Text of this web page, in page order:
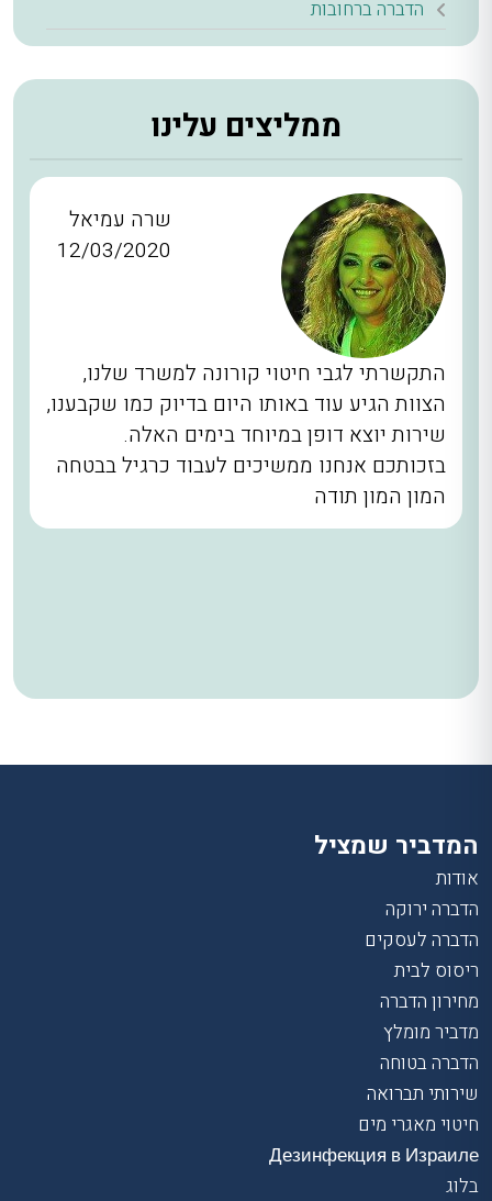
הדברה ברחובות
ממליצים עלינו
שרה עמיאל
12/03/2020
התקשרתי לגבי חיטוי קורונה למשרד שלנו,
הצוות הגיע עוד באותו היום בדיוק כמו שקבענו,
שירות יוצא דופן במיוחד בימים האלה.
בזכותכם אנחנו ממשיכים לעבוד כרגיל בבטחה
המון המון תודה
המדביר שמציל
אודות
הדברה ירוקה
הדברה לעסקים
ריסוס לבית
מחירון הדברה
מדביר מומלץ
הדברה בטוחה
שירותי תברואה
חיטוי מאגרי מים
Дезинфекция в Израиле
בלוג